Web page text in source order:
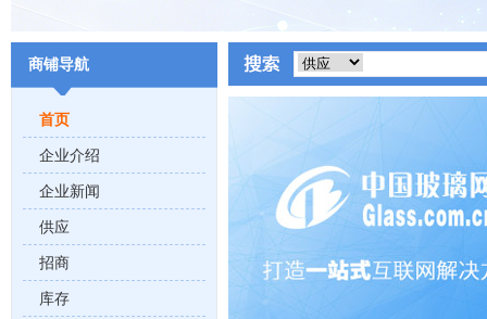
商铺导航
首页
企业介绍
企业新闻
供应
招商
库存